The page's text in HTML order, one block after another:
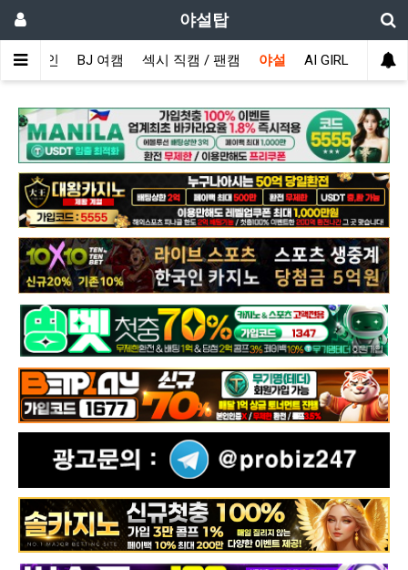
야설탑
메인 BJ 여캠 섹시 직캠 / 팬캠 야설 AI GIRL